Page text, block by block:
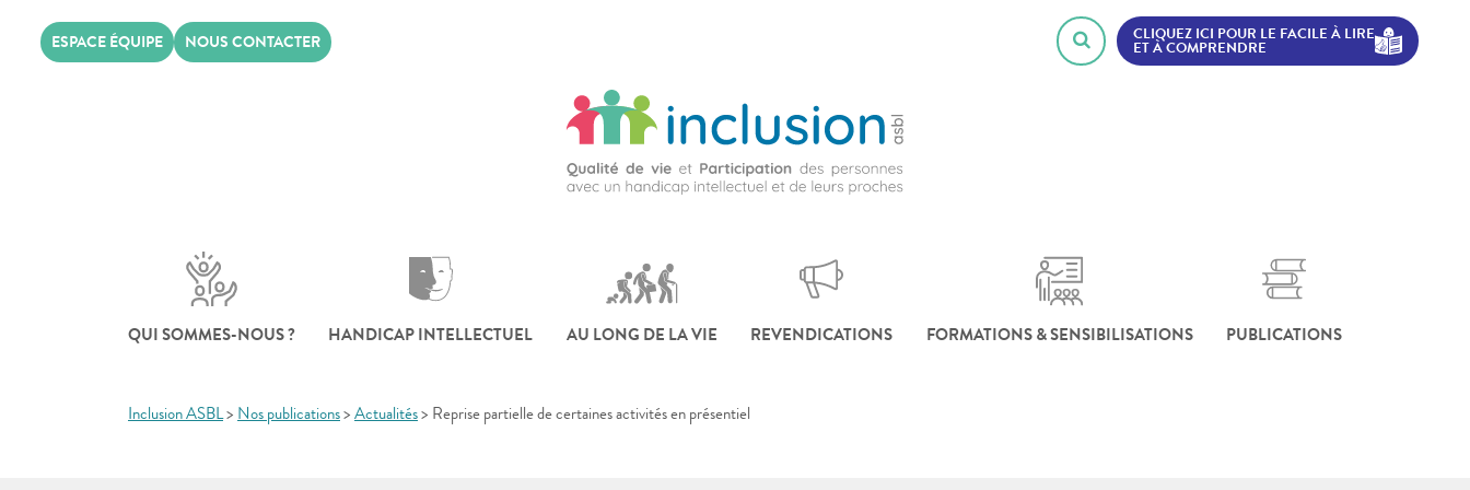
ESPACE ÉQUIPE NOUS CONTACTER
CLIQUEZ ICI POUR LE FACILE À LIRE
ET À COMPRENDRE
QUI SOMMES-NOUS ? HANDICAP INTELLECTUEL AU LONG DE LA VIE REVENDICATIONS FORMATIONS & SENSIBILISATIONS PUBLICATIONS
Inclusion ASBL> Nos publications > Actualités > Reprise partielle de certaines activités en présentiel